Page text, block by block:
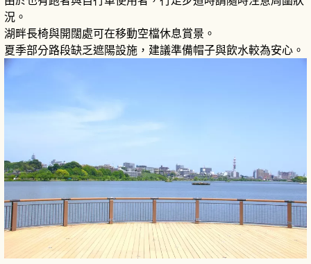
況。
湖畔長椅與開闊處可在移動空檔休息賞景。
夏季部分路段缺乏遮陽設施，建議準備帽子與飲水較為安心。